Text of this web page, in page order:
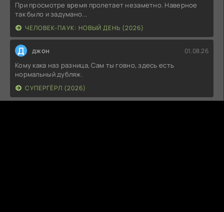
При просмотре время пролетает незаметно. Наверное
так было и задумано...
ЧЕЛОВЕК-ПАУК: НОВЫЙ ДЕНЬ (2026)
Д джон 01.08.26
Кому кака наз разница, Сам ты говно, здесь есть
нормальный дубляж.
СУПЕРГЁРЛ (2026)